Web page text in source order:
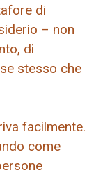
di
– non
di
stesso che
facilmente.
come